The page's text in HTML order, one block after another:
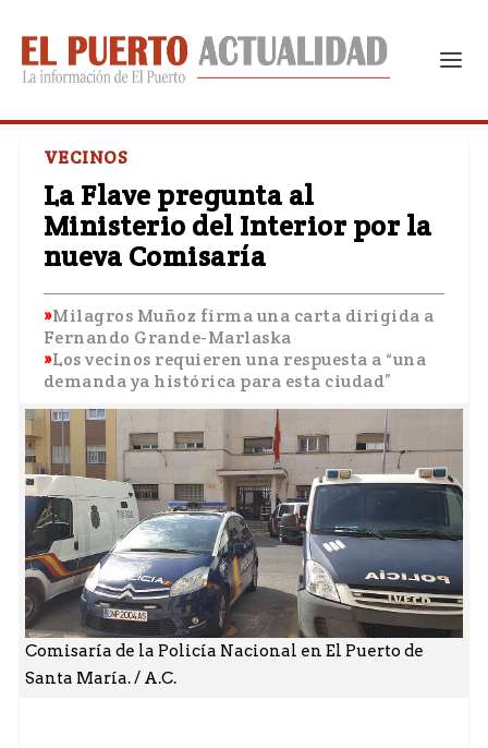
VECINOS
La Flave pregunta al
Ministerio del Interior por la
nueva Comisaría
Milagros Muñoz firma una carta dirigida a
Fernando Grande-Marlaska
Los vecinos requieren una respuesta a “una
demanda ya histórica para esta ciudad”
Comisaría de la Policía Nacional en El Puerto de
Santa María. / A.C.